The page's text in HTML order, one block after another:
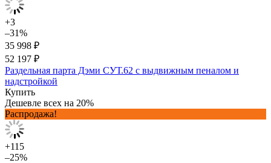
+3
–31%
35 998 ₽
52 197 ₽
Раздельная парта Дэми СУТ.62 с выдвижным пеналом и
надстройкой
Купить
Дешевле всех на 20%
Распродажа!
+115
–25%